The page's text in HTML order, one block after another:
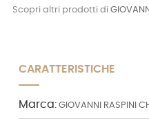
Scopri altri prodotti di
CARATTERISTICHE
Marca: GIOVANNI RASPINI